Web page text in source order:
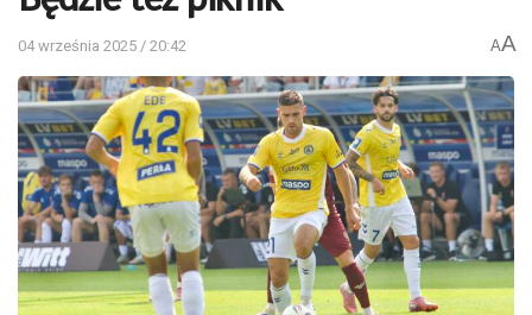
04 września 2025 / 20:42 AA